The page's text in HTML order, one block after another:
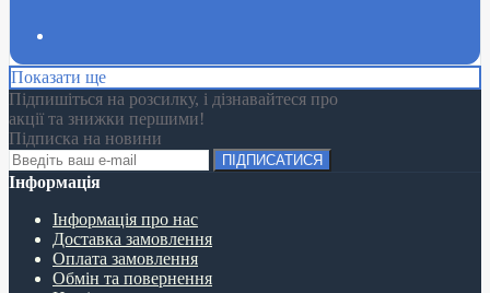
Показати ще
Підпишіться на розсилку, і дізнавайтеся про
акції та знижки першими!
Підписка на новини
ПІДПИСАТИСЯ
Інформація
Інформація про нас
Доставка замовлення
Оплата замовлення
Обмін та повернення